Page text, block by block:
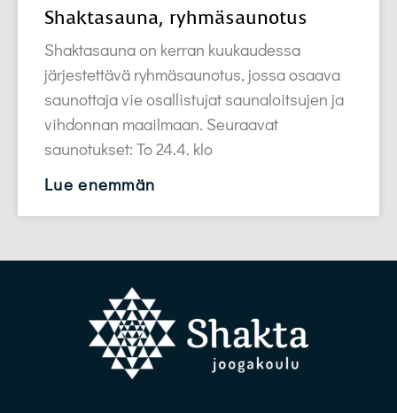
Shaktasauna, ryhmäsaunotus
Shaktasauna on kerran kuukaudessa
järjestettävä ryhmäsaunotus, jossa osaava
saunottaja vie osallistujat saunaloitsujen ja
vihdonnan maailmaan. Seuraavat
saunotukset: To 24.4. klo
Lue enemmän